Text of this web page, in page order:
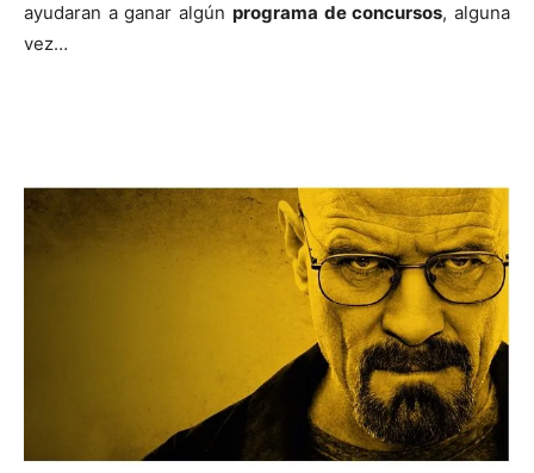
ayudaran a ganar algún programa de concursos, alguna
vez…